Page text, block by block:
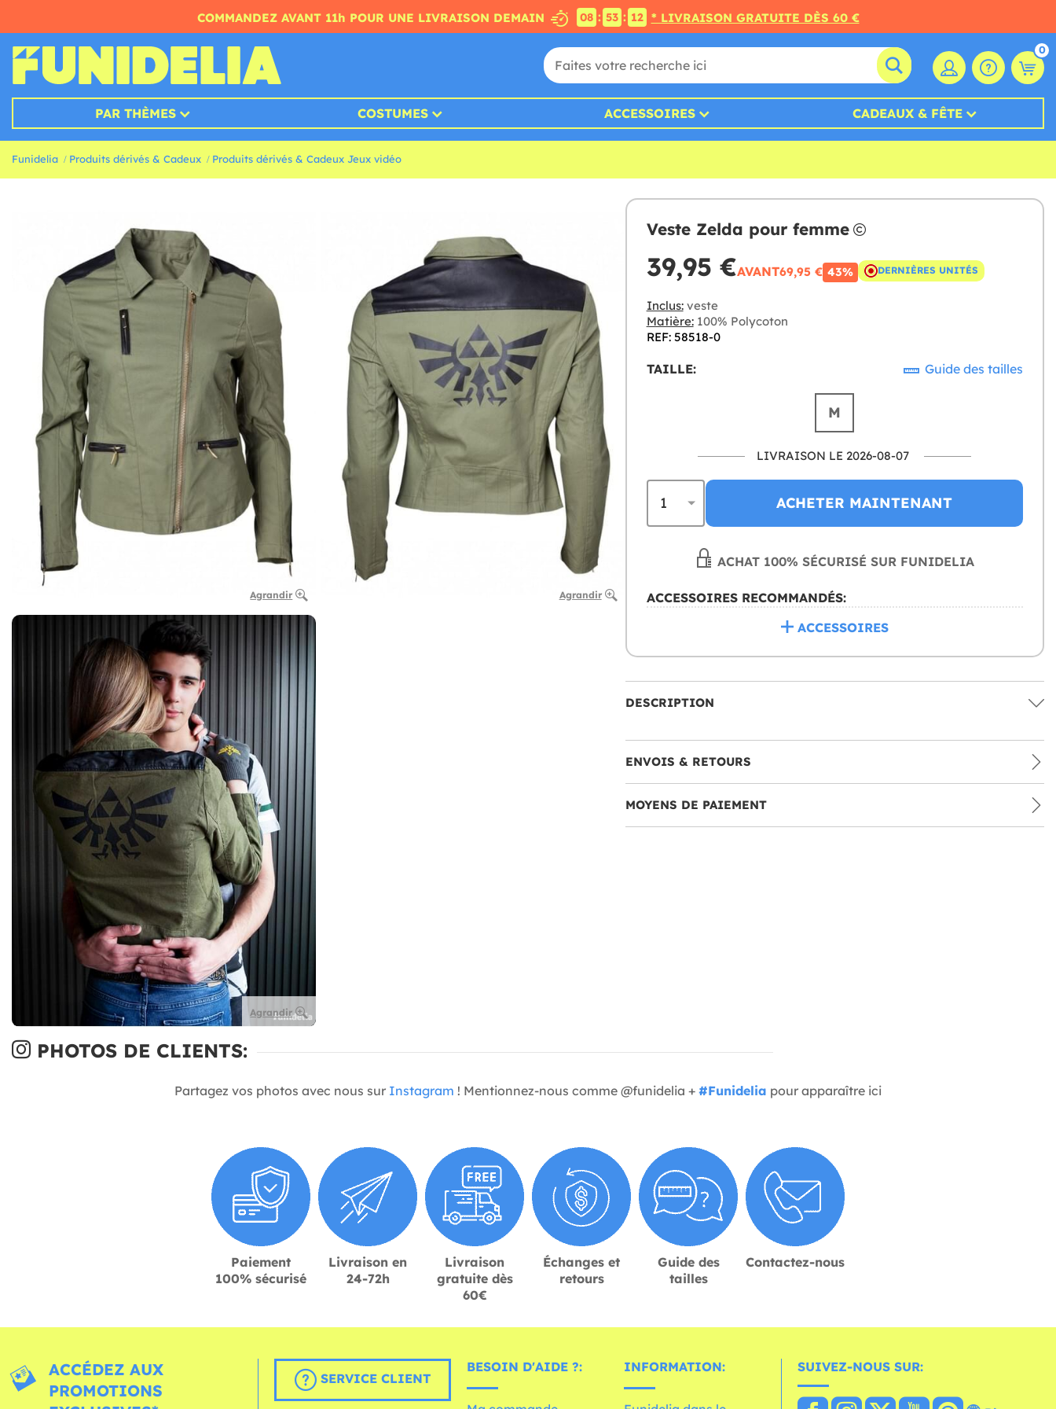
COMMANDEZ AVANT 11h POUR UNE LIVRAISON DEMAIN 08 : 53 : 12 * LIVRAISON GRATUITE DÈS 60 €
0
PAR THÈMES COSTUMES ACCESSOIRES CADEAUX & FÊTE
Funidelia Produits dérivés & Cadeux Produits dérivés & Cadeux Jeux vidéo
Agrandir Agrandir
Agrandir
Veste Zelda pour femme
39,95 €AVANT69,95 € 43% DERNIÈRES UNITÉS
Inclus:veste
Matière:100% Polycoton
REF: 58518-0
TAILLE: Guide des tailles
M
LIVRAISON LE 2026-08-07
ACHETER MAINTENANT
ACHAT 100% SÉCURISÉ SUR FUNIDELIA
ACCESSOIRES RECOMMANDÉS:
ACCESSOIRES
DESCRIPTION
ENVOIS & RETOURS
MOYENS DE PAIEMENT
PHOTOS DE CLIENTS:
Partagez vos photos avec nous sur Instagram ! Mentionnez-nous comme @funidelia + #Funidelia pour apparaître ici
Paiement
100% sécurisé
Livraison en
24-72h
Livraison
gratuite dès
60€
Échanges et
retours
Guide des
tailles
Contactez-nous
ACCÉDEZ AUX
PROMOTIONS
SERVICE CLIENT
BESOIN D'AIDE ?: INFORMATION: SUIVEZ-NOUS SUR: